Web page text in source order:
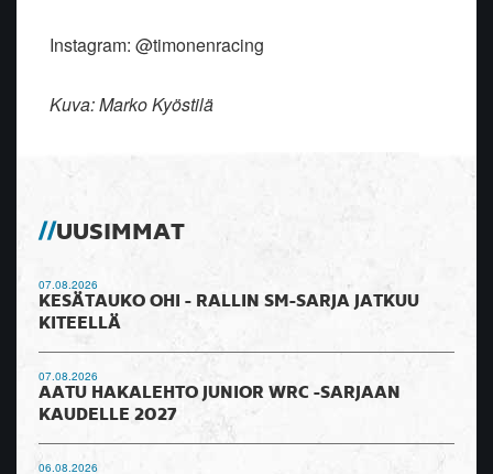
Instagram: @timonenracing
Kuva: Marko Kyöstilä
UUSIMMAT
07.08.2026
KESÄTAUKO OHI - RALLIN SM-SARJA JATKUU
KITEELLÄ
07.08.2026
AATU HAKALEHTO JUNIOR WRC -SARJAAN
KAUDELLE 2027
06.08.2026